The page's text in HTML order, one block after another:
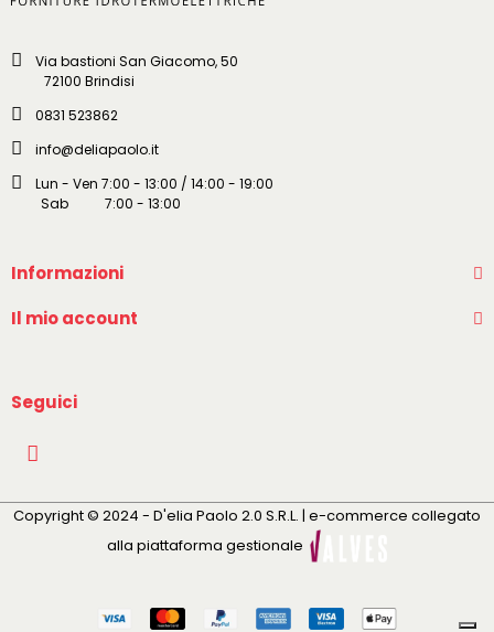
Via bastioni San Giacomo, 50
72100 Brindisi
0831 523862
info@deliapaolo.it
Lun - Ven 7:00 - 13:00 / 14:00 - 19:00
Sab 7:00 - 13:00
Informazioni
Il mio account
Seguici
Copyright © 2024 - D'elia Paolo 2.0 S.R.L. | e-commerce collegato
alla piattaforma gestionale